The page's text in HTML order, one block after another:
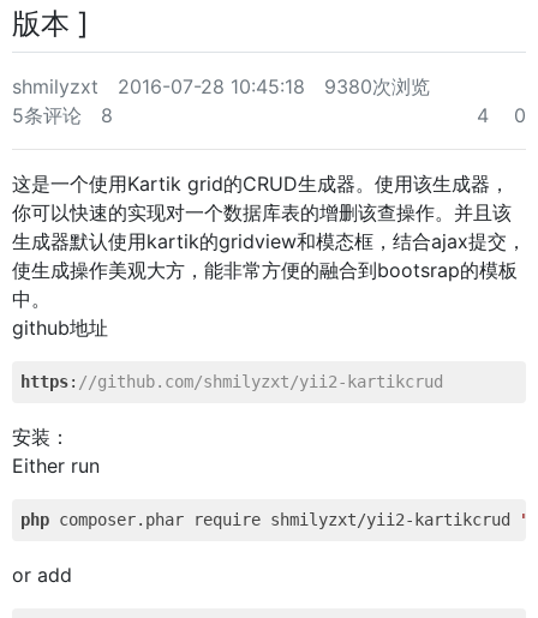
版本 ]
shmilyzxt 2016-07-28 10:45:18
9380次浏览
5条评论
8 4 0
这是一个使用Kartik grid的CRUD生成器。使用该生成器，
你可以快速的实现对一个数据库表的增删该查操作。并且该
生成器默认使用kartik的gridview和模态框，结合ajax提交，
使生成操作美观大方，能非常方便的融合到bootsrap的模板
中。
github地址
https: //github.com/shmilyzxt/yii2-kartikcrud
安装：
Either run
php composer.phar require shmilyzxt/yii2-kartikcrud
or add